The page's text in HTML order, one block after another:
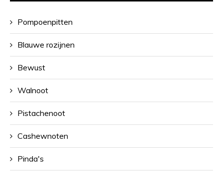
Pompoenpitten
Blauwe rozijnen
Bewust
Walnoot
Pistachenoot
Cashewnoten
Pinda's